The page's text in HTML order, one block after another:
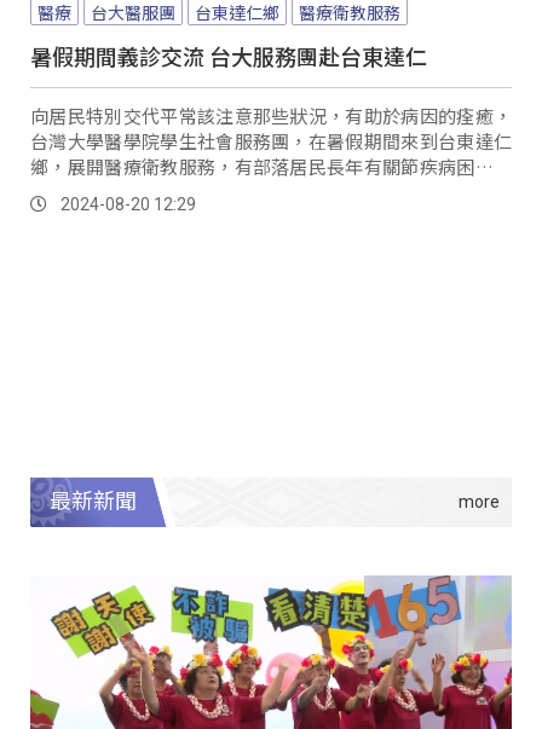
醫療 台大醫服團 台東達仁鄉 醫療衛教服務
暑假期間義診交流 台大服務團赴台東達仁
向居民特別交代平常該注意那些狀況，有助於病因的痊癒，
台灣大學醫學院學生社會服務團，在暑假期間來到台東達仁
鄉，展開醫療衛教服務，有部落居民長年有關節疾病困擾，
特別過來診治，希望獲得改善。
2024-08-20 12:29
最新新聞